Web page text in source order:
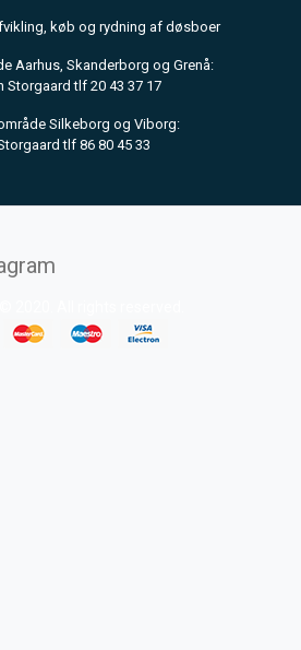
køb og rydning af døsboer
Aarhus, Skanderborg og Grenå:
Storgaard tlf 20 43 37 17
Silkeborg og Viborg:
tlf 86 80 45 33